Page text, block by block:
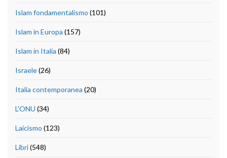
Islam fondamentalismo (101)
Islam in Europa (157)
Islam in Italia (84)
Israele(26)
Italia contemporanea (20)
L'ONU (34)
Laicismo (123)
Libri(548)